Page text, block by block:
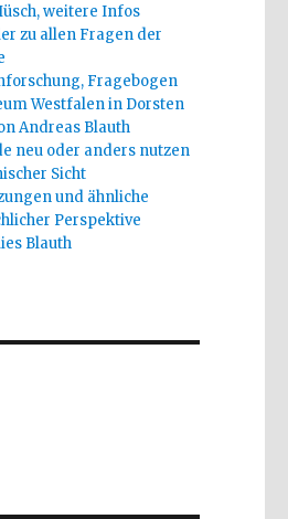
weitere Infos
zu allen Fragen der
Fragebogen
Westfalen in Dorsten
Andreas Blauth
neu oder anders nutzen
Sicht
und ähnliche
Perspektive
Blauth